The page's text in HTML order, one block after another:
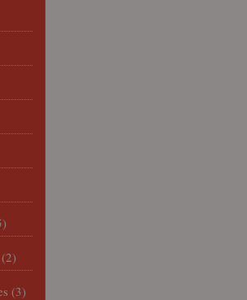
(2)
(3)